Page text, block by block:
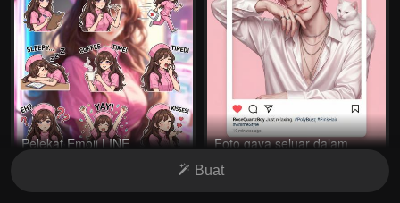
Pelekat Emoji LINE Foto gaya seluar dalam
Buat